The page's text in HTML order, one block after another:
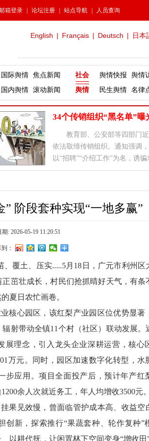
箱登录 论坛注册 站点导航 人员查询
English | Français | Deutsch | 日本
国际舆情
焦点新闻
国内舆情
滚动新闻
社会
舆情
舆情快报
舆情
民生舆情
名律
34个传销组织“黑名单”
教育部、公安部等四部门
依法取缔传销组织。通知强调
以“招聘”“介绍工作”为名，诱
坚决铲除。
” 阶段套种实现“一地多赢”
期: 2026-05-19 11:20:51
：
、覆土、压实.....5月18日，广元市利州区
茁壮成长，村民们抢抓晴好天气，有条
夏日农忙画卷。
核心园区，该红梨产业园区位优势显著
辐射带动全镇11个村（社区）联动发展。
展理念，引入龙头企业深耕运营，核心
万元。同时，园区加速数字化转型，水
步应用。项目全面投产后，预计年产红
余人次就近务工，年人均增收3500元。
果见效慢，曾面临管护成本高、收益空
创新，探索推行“果蔬套种、轮作复种”
以耕代抚，让闲置林下空间变身“增收田